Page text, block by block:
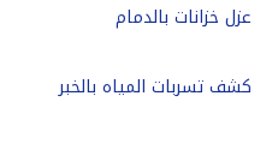
عزل خزانات بالدمام
كشف تسربات المياه بالخبر